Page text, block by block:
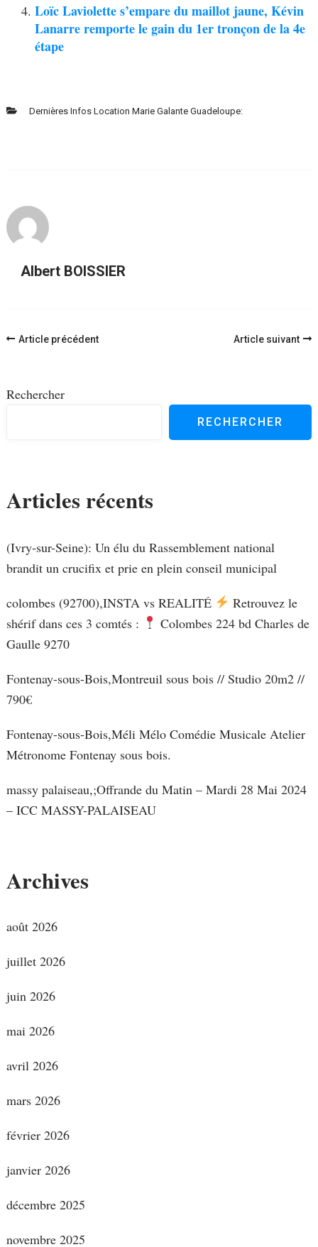
Loïc Laviolette s’empare du maillot jaune, Kévin
Lanarre remporte le gain du 1er tronçon de la 4e
étape
Dernières Infos Location Marie Galante Guadeloupe:
Albert BOISSIER
Navigation
Article précédent Article suivant
Rechercher
RECHERCHER
Articles récents
(Ivry-sur-Seine): Un élu du Rassemblement national
brandit un crucifix et prie en plein conseil municipal
colombes (92700),INSTA vs REALITÉ
Retrouvez le
shérif dans ces 3 comtés :
Colombes 224 bd Charles de
Gaulle 9270
Fontenay-sous-Bois,Montreuil sous bois // Studio 20m2 //
790€
Fontenay-sous-Bois,Méli Mélo Comédie Musicale Atelier
Métronome Fontenay sous bois.
massy palaiseau,;Offrande du Matin – Mardi 28 Mai 2024
– ICC MASSY-PALAISEAU
Archives
août 2026
juillet 2026
juin 2026
mai 2026
avril 2026
mars 2026
février 2026
janvier 2026
décembre 2025
novembre 2025